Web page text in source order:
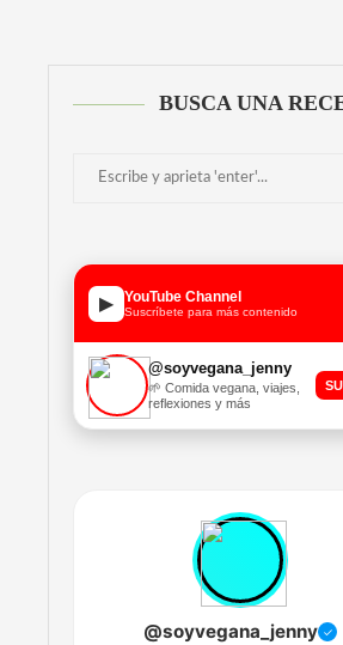
BUSCA UNA
▶ YouTube Channel
Suscríbete para más contenido
@soyvegana_jenny
🌱 Comida vegana, viajes,
reflexiones y más
@soyvegana_jenny ✓